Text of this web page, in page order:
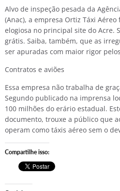
Alvo de inspeção pesada da
(Anac), a empresa Ortiz Táxi
elogiosa no principal site do Acre.
grátis. Saiba, também, que as
ser apuradas com maior rigor
Contratos e aviões
Essa empresa não trabalha de
Segundo publicado na imprensa
100 milhões do erário estadual.
documento, trouxe a público que
operam como táxis aéreo sem o
Compartilhe isso: